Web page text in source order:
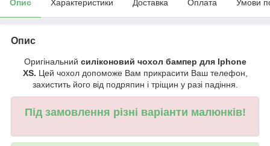
Опис Характеристики Доставка Оплата Умови
Опис
Оригінальний силіконовий чохол бампер для Iphone
XS. Цей чохол допоможе Вам прикрасити Ваш телефон,
захистить його від подряпин і тріщин у разі падіння.
Під замовлення різні варіанти малюнків!